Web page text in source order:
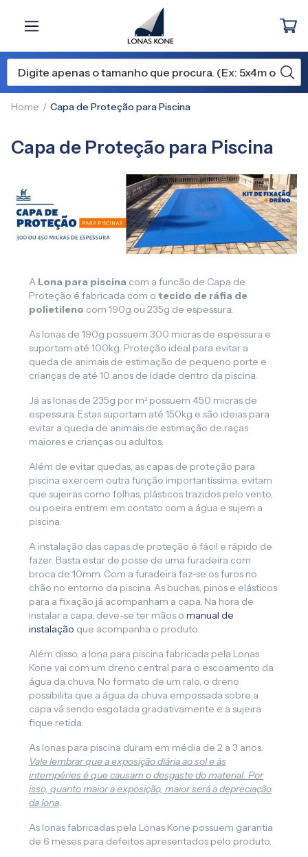
Home Capa de Proteção para Piscina
Capa de Proteção para Piscina
A Lona para piscina com a funcão de Capa de
Proteção é fabricada com o tecido de ráfia de
polietileno com 190g ou 235g de espessura.
As lonas de 190g possuem 300 micras de espessura e
suportam até 100kg. Proteção ideal para evitar a
queda de animais de estimação de pequeno porte e
crianças de até 10 anos de idade dentro da piscina.
Já as lonas de 235g por m² possuem 450 micras de
espessura. Estas suportam até 150kg e são ideias para
evitar a queda de animais de estimação de raças
maiores e crianças ou adultos.
Além de evitar quedas, as capas de proteção para
piscina exercem outra função importantíssima: evitam
que sujeiras como folhas, plásticos trazidos pelo vento,
ou poeira entrem em contato com a água e sujem a
piscina.
A instalação das capas de proteção é fácil e rápido de
fazer. Basta estar de posse de uma furadeira com
broca de 10mm. Com a furadeira faz-se os furos no
chão no entorno da piscina. As buchas, pinos e elásticos
para a fixação já acompanham a capa. Na hora de
instalar a capa, deve-se ter mãos o manual de
instalação que acompanha o produto.
Além disso, a lona para piscina fabricada pela Lonas
Kone vai com um dreno central para o escoamento da
água da chuva. No formato de um ralo, o dreno
possibilita que a água da chuva empossada sobre a
capa vá sendo esgotada gradativamente e a sujeira
fique retida.
As lonas para piscina duram em média de 2 a 3 anos.
Vale lembrar que a exposição diária ao sol e às
intempéries é que causam o desgaste do material. Por
isso, quanto maior a exposição, maior será a depreciação
da lona.
As lonas fabricadas pela Lonas Kone possuem garantia
de 6 meses para defeitos apresentados pelo produto.